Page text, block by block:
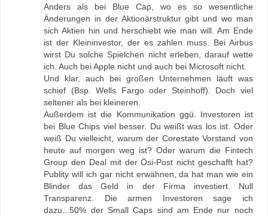
Anders als bei Blue Cap, wo es so wesentliche
Änderungen in der Aktionärstruktur gibt und wo man
sich Aktien hin und herschiebt wie man will. Am Ende
ist der Kleininvestor, der es zahlen muss. Bei Airbus
wirst Du solche Spielchen nicht erleben, darauf wette
ich. Auch bei Apple nicht und auch bei Microsoft nicht.
Und klar, auch bei großen Unternehmen läuft was
schief (Bsp. Wells Fargo oder Steinhoff). Doch viel
seltener als bei kleineren.
Außerdem ist die Kommunikation ggü. Investoren ist
bei Blue Chips viel besser. Du weißt was los ist. Oder
weiß Du vielleicht, warum der Corestate Vorstand von
heute auf morgen weg ist? Oder warum die Fintech
Group den Deal mit der Ösi-Post nicht geschafft hat?
Publity will ich gar nicht erwähnen, da hat man wie ein
Blinder das Geld in der Firma investiert. Null
Transparenz. Die armen Investoren sage ich
dazu...50% der Small Caps sind am Ende nur noch